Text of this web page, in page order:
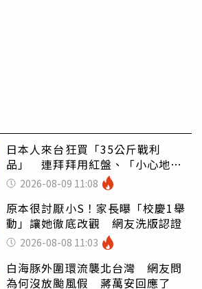
日本人來台狂買「35公斤戰利
品」 連拜拜用紅盤、「小心地
滑」告示牌也帶回家
2026-08-09 11:08
原本很討厭小S！家長曝「校慶1舉
動」讓她徹底改觀 網友洗版認證
2026-08-08 11:03
白海豚外圍環流襲北台灣 網友問
為何沒放颱風假 蔣萬安回應了